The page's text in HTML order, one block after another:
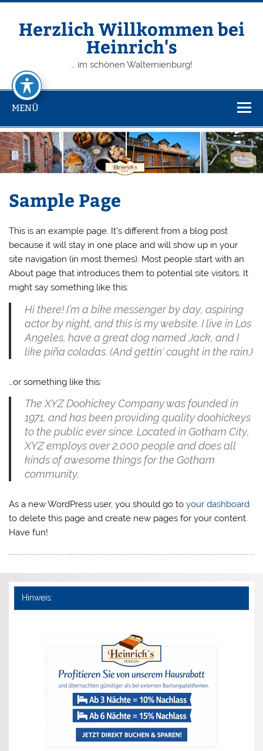
Zum
springenHerzlich Willkommen bei
Heinrich's
… im schönen Walternienburg!
MENÜ
Sample Page
This is an example page. It’s different from a blog post
because it will stay in one place and will show up in your
site navigation (in most themes). Most people start with an
About page that introduces them to potential site visitors. It
might say something like this:
Hi there! I’m a bike messenger by day, aspiring
actor by night, and this is my website. I live in Los
Angeles, have a great dog named Jack, and I
like piña coladas. (And gettin‘ caught in the rain.)
…or something like this:
The XYZ Doohickey Company was founded in
1971, and has been providing quality doohickeys
to the public ever since. Located in Gotham City,
XYZ employs over 2,000 people and does all
kinds of awesome things for the Gotham
community.
As a new WordPress user, you should go toyour dashboard
to delete this page and create new pages for your content.
Have fun!
Hinweis: